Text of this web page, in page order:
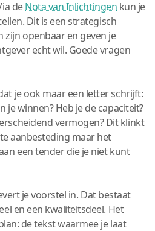
deNota van Inlichtingen kun je
Dit is een strategisch
openbaar en geven je
echt wil. Goede vragen
je ook maar een letter schrijft:
je winnen? Heb je de capaciteit?
vermogen? Dit klinkt
aanbesteding maar het
een tender die je niet kunt
je voorstel in. Dat bestaat
en een kwaliteitsdeel. Het
de tekst waarmee je laat